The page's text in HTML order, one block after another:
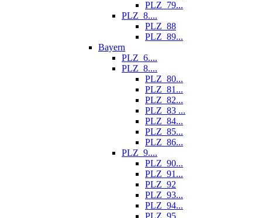
PLZ_79...
PLZ_8....
PLZ_88
PLZ_89...
Bayern
PLZ_6....
PLZ_8....
PLZ_80...
PLZ_81...
PLZ_82...
PLZ_83 ...
PLZ_84...
PLZ_85...
PLZ_86...
PLZ_9....
PLZ_90...
PLZ_91...
PLZ_92
PLZ_93...
PLZ_94...